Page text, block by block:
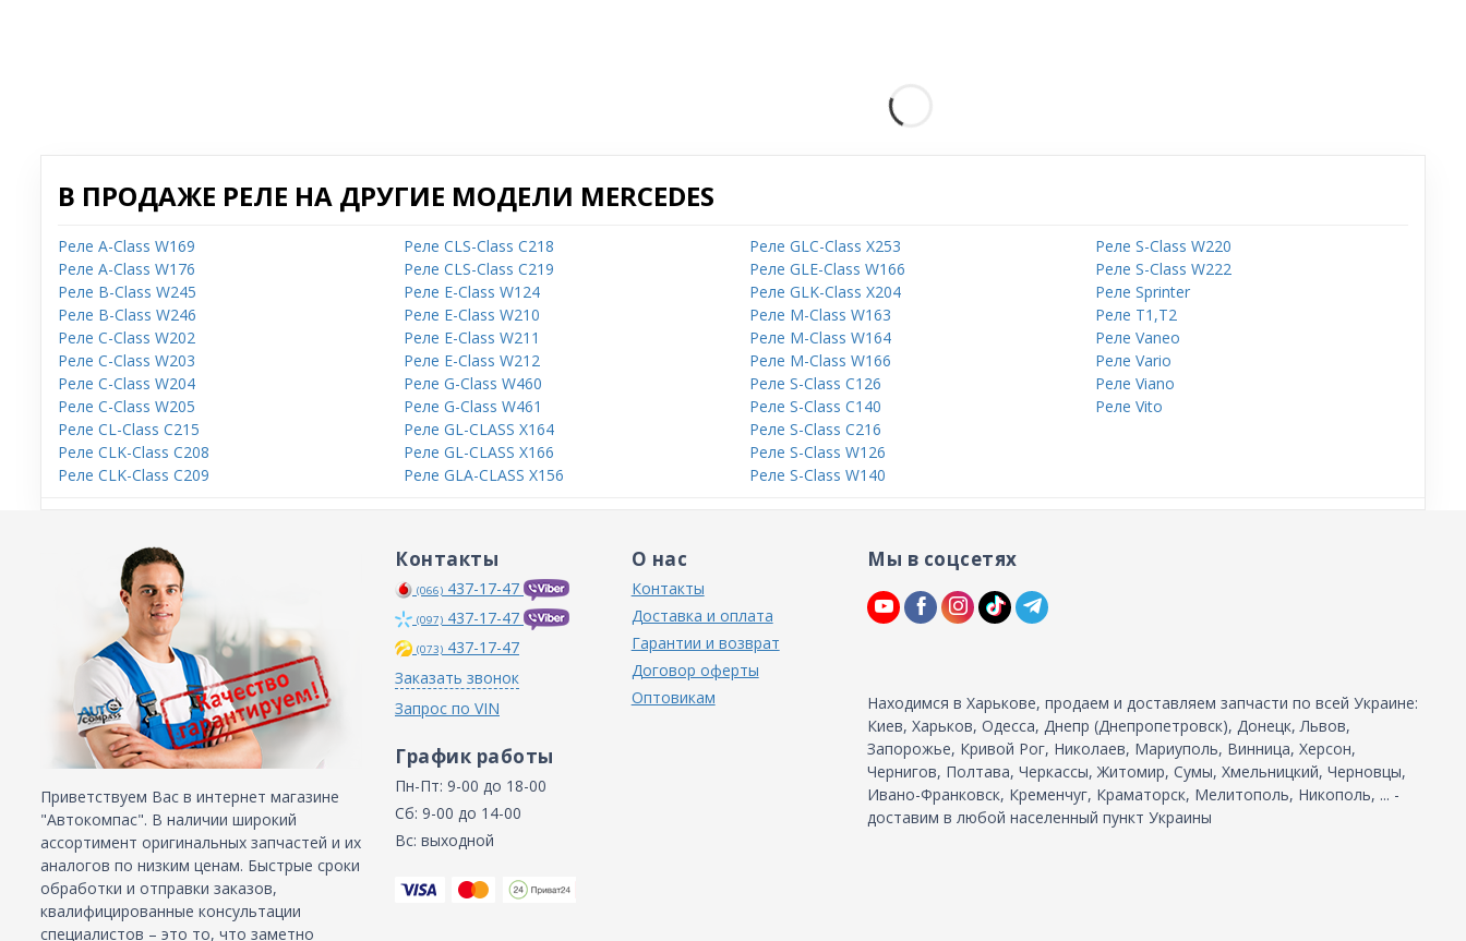
В ПРОДАЖЕ РЕЛЕ НА ДРУГИЕ МОДЕЛИ MERCEDES
Реле A-Class W169
Реле A-Class W176
Реле B-Class W245
Реле B-Class W246
Реле C-Class W202
Реле C-Class W203
Реле C-Class W204
Реле C-Class W205
Реле CL-Class C215
Реле CLK-Class C208
Реле CLK-Class C209
Реле CLS-Class C218
Реле CLS-Class C219
Реле E-Class W124
Реле E-Class W210
Реле E-Class W211
Реле E-Class W212
Реле G-Class W460
Реле G-Class W461
Реле GL-CLASS X164
Реле GL-CLASS X166
Реле GLA-CLASS X156
Реле GLC-Class X253
Реле GLE-Class W166
Реле GLK-Class X204
Реле M-Class W163
Реле M-Class W164
Реле M-Class W166
Реле S-Class C126
Реле S-Class C140
Реле S-Class C216
Реле S-Class W126
Реле S-Class W140
Реле S-Class W220
Реле S-Class W222
Реле Sprinter
Реле T1,T2
Реле Vaneo
Реле Vario
Реле Viano
Реле Vito
Приветствуем Вас в интернет магазине
"Автокомпас". В наличии широкий
ассортимент оригинальных запчастей и их
аналогов по низким ценам. Быстрые сроки
обработки и отправки заказов,
квалифицированные консультации
специалистов – это то, что заметно
Контакты
(066) 437-17-47
(097) 437-17-47
(073) 437-17-47
Заказать звонок
Запрос по VIN
График работы
Пн-Пт: 9-00 до 18-00
Сб: 9-00 до 14-00
Вс: выходной
О нас
Контакты
Доставка и оплата
Гарантии и возврат
Договор оферты
Оптовикам
Мы в соцсетях
Находимся в Харькове, продаем и доставляем запчасти по всей Украине:
Киев, Харьков, Одесса, Днепр (Днепропетровск), Донецк, Львов,
Запорожье, Кривой Рог, Николаев, Мариуполь, Винница, Херсон,
Чернигов, Полтава, Черкассы, Житомир, Сумы, Хмельницкий, Черновцы,
Ивано-Франковск, Кременчуг, Краматорск, Мелитополь, Никополь, ... -
доставим в любой населенный пункт Украины